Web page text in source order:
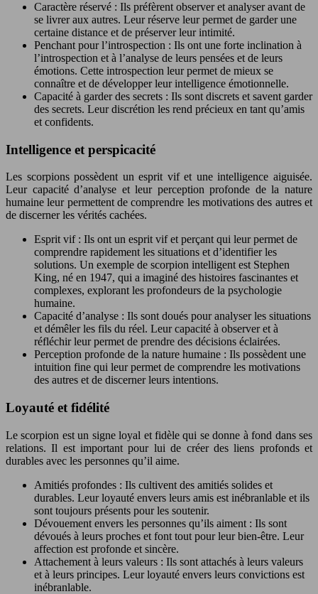
Caractère réservé : Ils préfèrent observer et analyser avant de
se livrer aux autres. Leur réserve leur permet de garder une
certaine distance et de préserver leur intimité.
Penchant pour l’introspection : Ils ont une forte inclination à
l’introspection et à l’analyse de leurs pensées et de leurs
émotions. Cette introspection leur permet de mieux se
connaître et de développer leur intelligence émotionnelle.
Capacité à garder des secrets : Ils sont discrets et savent garder
des secrets. Leur discrétion les rend précieux en tant qu’amis
et confidents.
Intelligence et perspicacité
Les scorpions possèdent un esprit vif et une intelligence aiguisée.
Leur capacité d’analyse et leur perception profonde de la nature
humaine leur permettent de comprendre les motivations des autres et
de discerner les vérités cachées.
Esprit vif : Ils ont un esprit vif et perçant qui leur permet de
comprendre rapidement les situations et d’identifier les
solutions. Un exemple de scorpion intelligent est Stephen
King, né en 1947, qui a imaginé des histoires fascinantes et
complexes, explorant les profondeurs de la psychologie
humaine.
Capacité d’analyse : Ils sont doués pour analyser les situations
et démêler les fils du réel. Leur capacité à observer et à
réfléchir leur permet de prendre des décisions éclairées.
Perception profonde de la nature humaine : Ils possèdent une
intuition fine qui leur permet de comprendre les motivations
des autres et de discerner leurs intentions.
Loyauté et fidélité
Le scorpion est un signe loyal et fidèle qui se donne à fond dans ses
relations. Il est important pour lui de créer des liens profonds et
durables avec les personnes qu’il aime.
Amitiés profondes : Ils cultivent des amitiés solides et
durables. Leur loyauté envers leurs amis est inébranlable et ils
sont toujours présents pour les soutenir.
Dévouement envers les personnes qu’ils aiment : Ils sont
dévoués à leurs proches et font tout pour leur bien-être. Leur
affection est profonde et sincère.
Attachement à leurs valeurs : Ils sont attachés à leurs valeurs
et à leurs principes. Leur loyauté envers leurs convictions est
inébranlable.